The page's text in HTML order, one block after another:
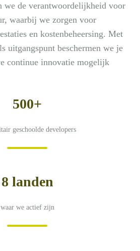
we de verantwoordelijkheid voor
waarbij we zorgen voor
en kostenbeheersing. Met
uitgangspunt beschermen we je
continue innovatie mogelijk
500+
geschoolde developers
8 landen
waar we actief zijn